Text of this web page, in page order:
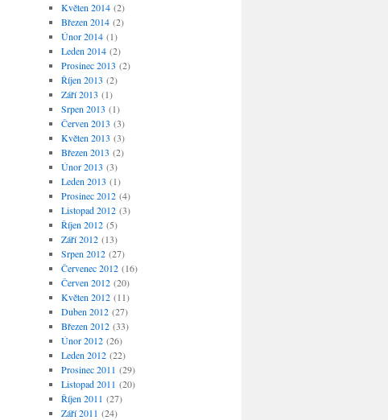
Květen 2014(2)
Březen 2014(2)
Únor 2014(1)
Leden 2014(2)
Prosinec 2013 (2)
Říjen 2013 (2)
Září 2013 (1)
Srpen 2013 (1)
Červen 2013 (3)
Květen 2013 (3)
Březen 2013 (2)
Únor 2013 (3)
Leden 2013 (1)
Prosinec 2012(4)
Listopad 2012(3)
Říjen 2012(5)
Září 2012(13)
Srpen 2012(27)
Červenec 2012(16)
Červen 2012(20)
Květen 2012(11)
Duben 2012(27)
Březen 2012(33)
Únor 2012(26)
Leden 2012(22)
Prosinec 2011 (29)
Listopad 2011 (20)
Říjen 2011 (27)
Září 2011 (24)